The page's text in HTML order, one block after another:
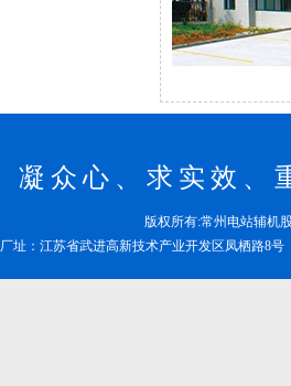
凝众心、求实效、
版权所有:常州电站辅
厂址：江苏省武进高新技术产业开发区凤栖路8